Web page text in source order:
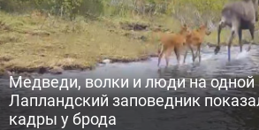
Медведи, волки и люди на одной
Лапландский заповедник
кадры у брода